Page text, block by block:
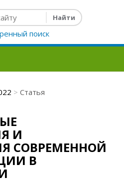
поиск
Статья
И
СОВРЕМЕННОЙ
В